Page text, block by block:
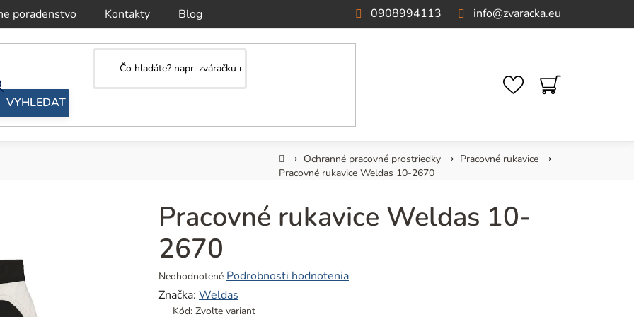
poradenstvo Kontakty Blog info@zvaracka.eu
0908994113
NÁKUPNÝ
KOŠÍK
DomovOchranné pracovné prostriedky
Pracovné rukavice
Pracovné rukavice Weldas 10-2670
Pracovné rukavice Weldas 10-
2670
Priemerné
hodnotenie
produktu
Neohodnotené Podrobnosti hodnotenia
Značka: Weldas
Kód: Zvoľte variant